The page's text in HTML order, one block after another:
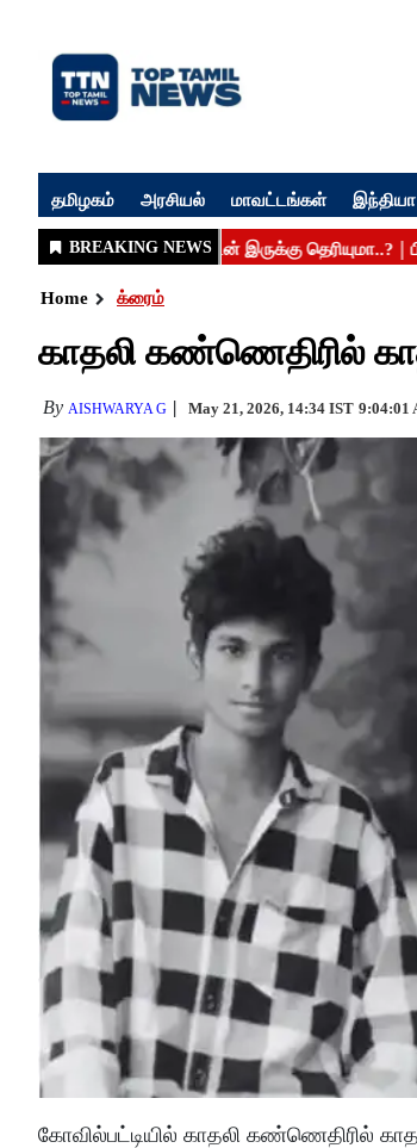
தமிழகம் அரசியல் மாவட்டங்கள் இந்தியா
Home க்ரைம்
காதலி கண்ணெதிரில்
By AISHWARYA G May 21, 2026, 14:34 IST 9:04:01
கோவில்பட்டியில் காதலி கண்ணெதிரில்